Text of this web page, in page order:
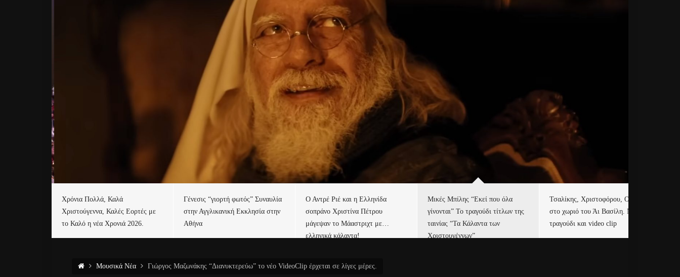
Χρόνια Πολλά, Καλά
Χριστούγεννα, Καλές Εορτές με
το Καλό η νέα Χρονιά 2026.
Γένεσις “γιορτή φωτός” Συναυλία
στην Αγγλικανική Εκκλησία στην
Αθήνα
Ο Αντρέ Ριέ και η Ελληνίδα
σοπράνο Χριστίνα Πέτρου
μάγεψαν το Μάαστριχτ με…
ελληνικά κάλαντα!
Μικές Μπίλης “Εκεί που όλα
γίνονται” Το τραγούδι τίτλων της
ταινίας “Τα Κάλαντα των
Χριστουγέννων”
Τσαλίκης, Χριστοφόρου, ONE
στο χωριό του Άι Βασίλη. Νέο
τραγούδι και video clip
Μουσικά Νέα Γιώργος Μαζωνάκης “Διανυκτερεύω” το νέο VideoClip έρχεται σε λίγες μέρες.